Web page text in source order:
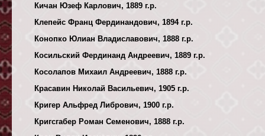
Кичан Юзеф Карлович, 1889 г.р.
Клепейс Франц Фердинандович, 1894 г.р.
Конопко Юлиан Владиславович, 1888 г.р.
Косильский Фердинанд Андреевич, 1889 г.р.
Косолапов Михаил Андреевич, 1888 г.р.
Красавин Николай Васильевич, 1905 г.р.
Кригер Альфред Либрович, 1900 г.р.
Кригсгабер Роман Семенович, 1888 г.р.